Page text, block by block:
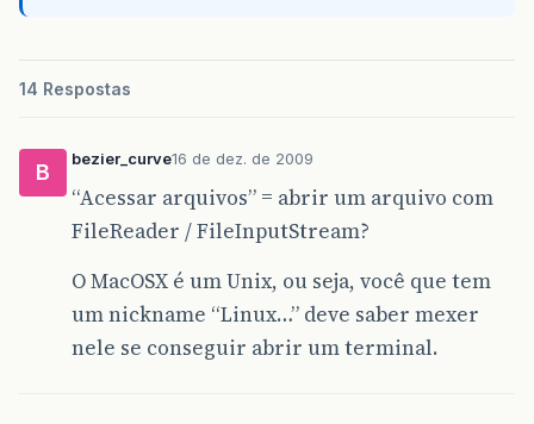
14 Respostas
B
bezier_curve16 de dez. de 2009
“Acessar arquivos” = abrir um arquivo com
FileReader / FileInputStream?
O MacOSX é um Unix, ou seja, você que tem
um nickname “Linux…” deve saber mexer
nele se conseguir abrir um terminal.